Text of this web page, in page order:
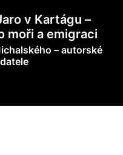
v Kartágu –
moři a emigraci
– autorské